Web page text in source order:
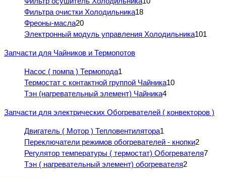
Фильтра очистки Холодильника18
Фреоны-масла20
Электронный модуль управления Холодильника101
Запчасти для Чайников и Термопотов
Насос ( помпа ) Термопода1
Термостат с контактной группой Чайника10
Тэн (нагревательный элемент) Чайника4
Запчасти для электрических Обогревателей ( конвекторов )
Двигатель ( Мотор ) Тепловентилятора1
Переключатели режимов обогревателей - кнопки2
Регулятор температуры ( термостат) Обогревателя7
Тэн ( нагревательный элемент) обогревателя2